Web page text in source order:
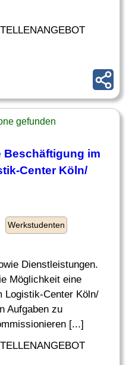
gefunden
Beschäftigung im
Center Köln/
Werkstudenten
Dienstleistungen.
Möglichkeit eine
Logistik-Center Köln/
Aufgaben zu
[...]